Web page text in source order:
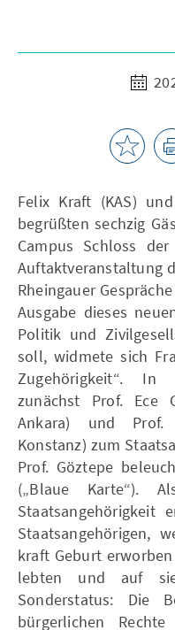
Felix Kraft (KAS)
begrüßten sechzig
Campus Schloss
Auftaktveranstaltung
Rheingauer
Ausgabe dieses
Politik und
soll, widmete sich
Zugehörigkeit“. In
zunächst Prof. Ece
Ankara) und Prof.
Konstanz) zum
Prof. Göztepe
(„Blaue Karte“).
Staatsangehörigkeit
Staatsangehörigen,
kraft Geburt
lebten und auf
Sonderstatus: Die
bürgerlichen